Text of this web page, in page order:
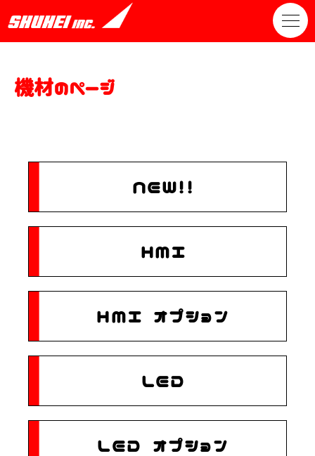
機材のページ
NEW！！
HMI
HMI オプション
LED
LED オプション